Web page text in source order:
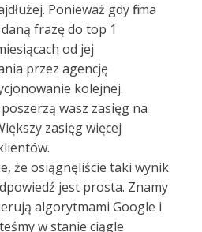
Ponieważ gdy firma
frazę do top 1
od jej
przez agencję
kolejnej.
wasz zasięg na
zasięg więcej
że osiągnęliście taki wynik
jest prosta. Znamy
algorytmami Google i
w stanie ciągle